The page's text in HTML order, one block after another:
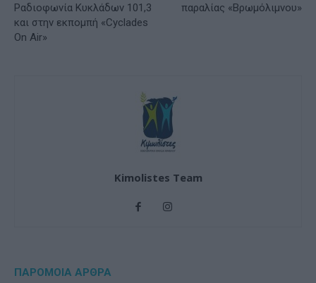
Ραδιοφωνία Κυκλάδων 101,3
και στην εκπομπή «Cyclades
On Air»
παραλίας «Βρωμόλιμνου»
Kimolistes Team
ΠΑΡΟΜΟΙΑ ΑΡΘΡΑ